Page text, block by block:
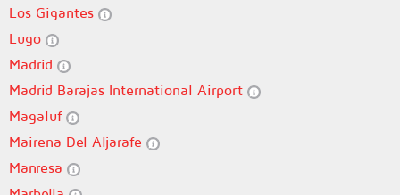
Los Gigantes
Lugo
Madrid
Madrid Barajas International Airport
Magaluf
Mairena Del Aljarafe
Manresa